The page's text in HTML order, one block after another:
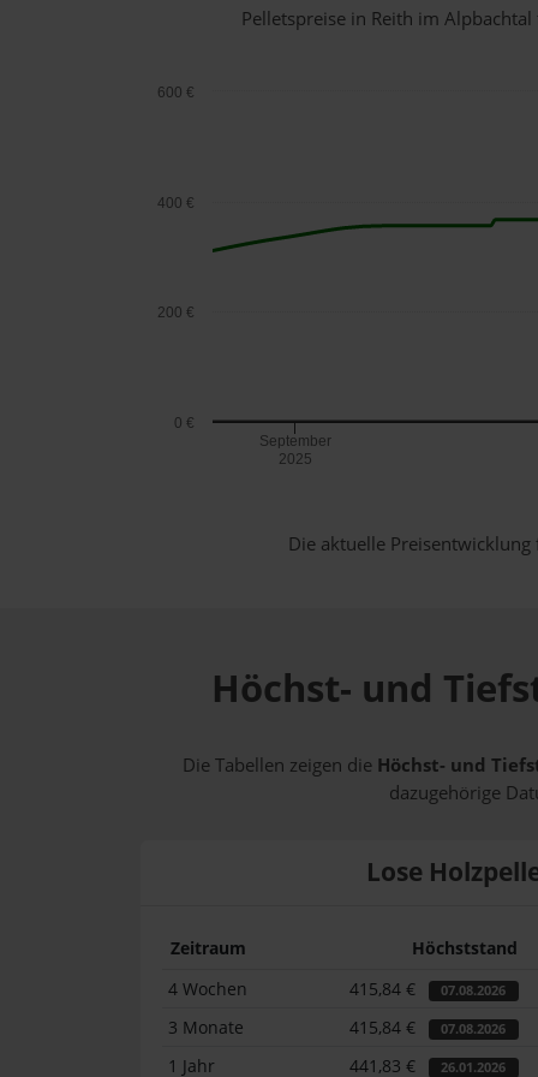
Pelletspreise in Reith im
September
2025
0 €
200 €
400 €
600 €
Die aktuelle
Höchst- und
Die Tabellen zeigen die Höchst- und
dazugehörige
Lose
Zeitraum Höchststand
4 Wochen
415,84 € 07.08.2026
3 Monate 415,84 € 07.08.2026
1 Jahr 441,83 € 26.01.2026